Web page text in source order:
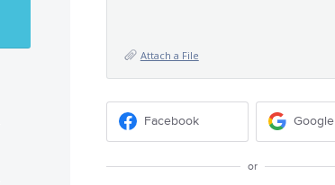
Attach a File
Facebook Google
or